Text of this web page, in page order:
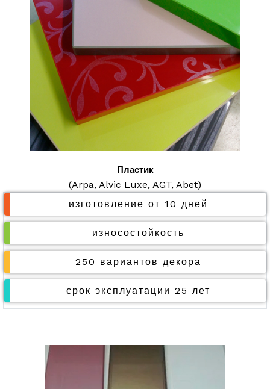
Пластик
(Arpa, Alvic Luxe, AGT, Abet)
изготовление от 10 дней
износостойкость
250 вариантов декора
срок эксплуатации 25 лет